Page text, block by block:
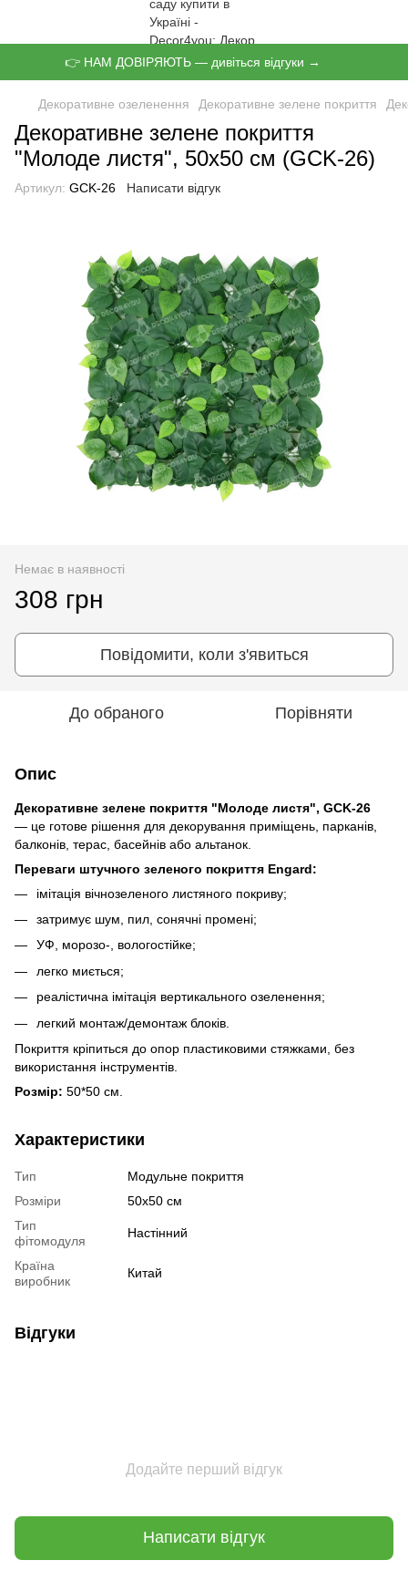
👉 НАМ ДОВІРЯЮТЬ — дивіться відгуки →
Декоративне озеленення Декоративне зелене покриття
Декоративне зелене покриття
"Молоде листя", 50х50 см (GCK-26)
Артикул: GCK-26 Написати відгук
Немає в наявності
308 грн
Повідомити, коли з'явиться
До обраного Порівняти
Опис
Декоративне зелене покриття "Молоде листя", GCK-26
— це готове рішення для декорування приміщень, парканів,
балконів, терас, басейнів або альтанок.
Переваги штучного зеленого покриття Engard:
імітація вічнозеленого листяного покриву;
затримує шум, пил, сонячні промені;
УФ, морозо-, вологостійке;
легко миється;
реалістична імітація вертикального озеленення;
легкий монтаж/демонтаж блоків.
Покриття кріпиться до опор пластиковими стяжками, без
використання інструментів.
Розмір: 50*50 см.
Характеристики
Тип
Модульне покриття
Розміри
50х50 см
Тип
фітомодуля
Настінний
Країна
виробник
Китай
Відгуки
Додайте перший відгук
Написати відгук